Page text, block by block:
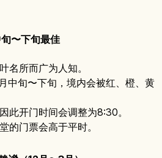
〜下旬最佳
名所而广为人知。
中旬〜下旬，境内会被红、橙、黄
此开门时间会调整为8:30。
的门票会高于平时。